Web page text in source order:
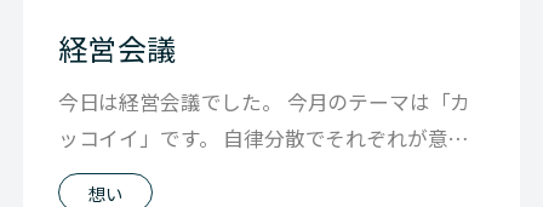
経営会議
今日は経営会議でした。 今月のテーマは「カ
ッコイイ」です。 自律分散でそれぞれが意思
決定をして仕事を進めていくには 会社
想い